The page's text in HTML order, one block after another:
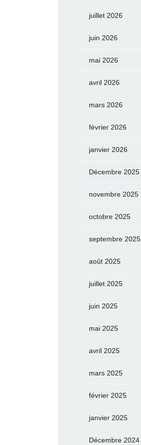
juillet 2026
juin 2026
mai 2026
avril 2026
mars 2026
février 2026
janvier 2026
Décembre 2025
novembre 2025
octobre 2025
septembre 2025
août 2025
juillet 2025
juin 2025
mai 2025
avril 2025
mars 2025
février 2025
janvier 2025
Décembre 2024